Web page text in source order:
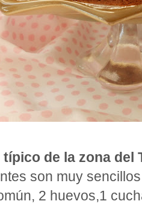
de la zona del
son muy
2 huevos,1